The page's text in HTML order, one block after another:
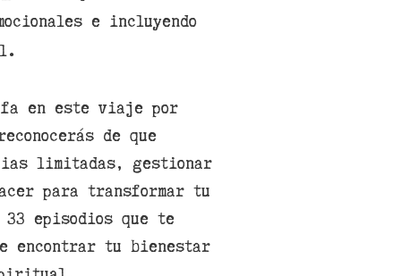
e incluyendo
en este viaje por
de que
limitadas, gestionar
para transformar tu
episodios que te
encontrar tu bienestar